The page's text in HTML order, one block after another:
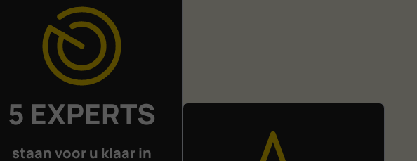
5 EXPERTS
staan voor u klaar in